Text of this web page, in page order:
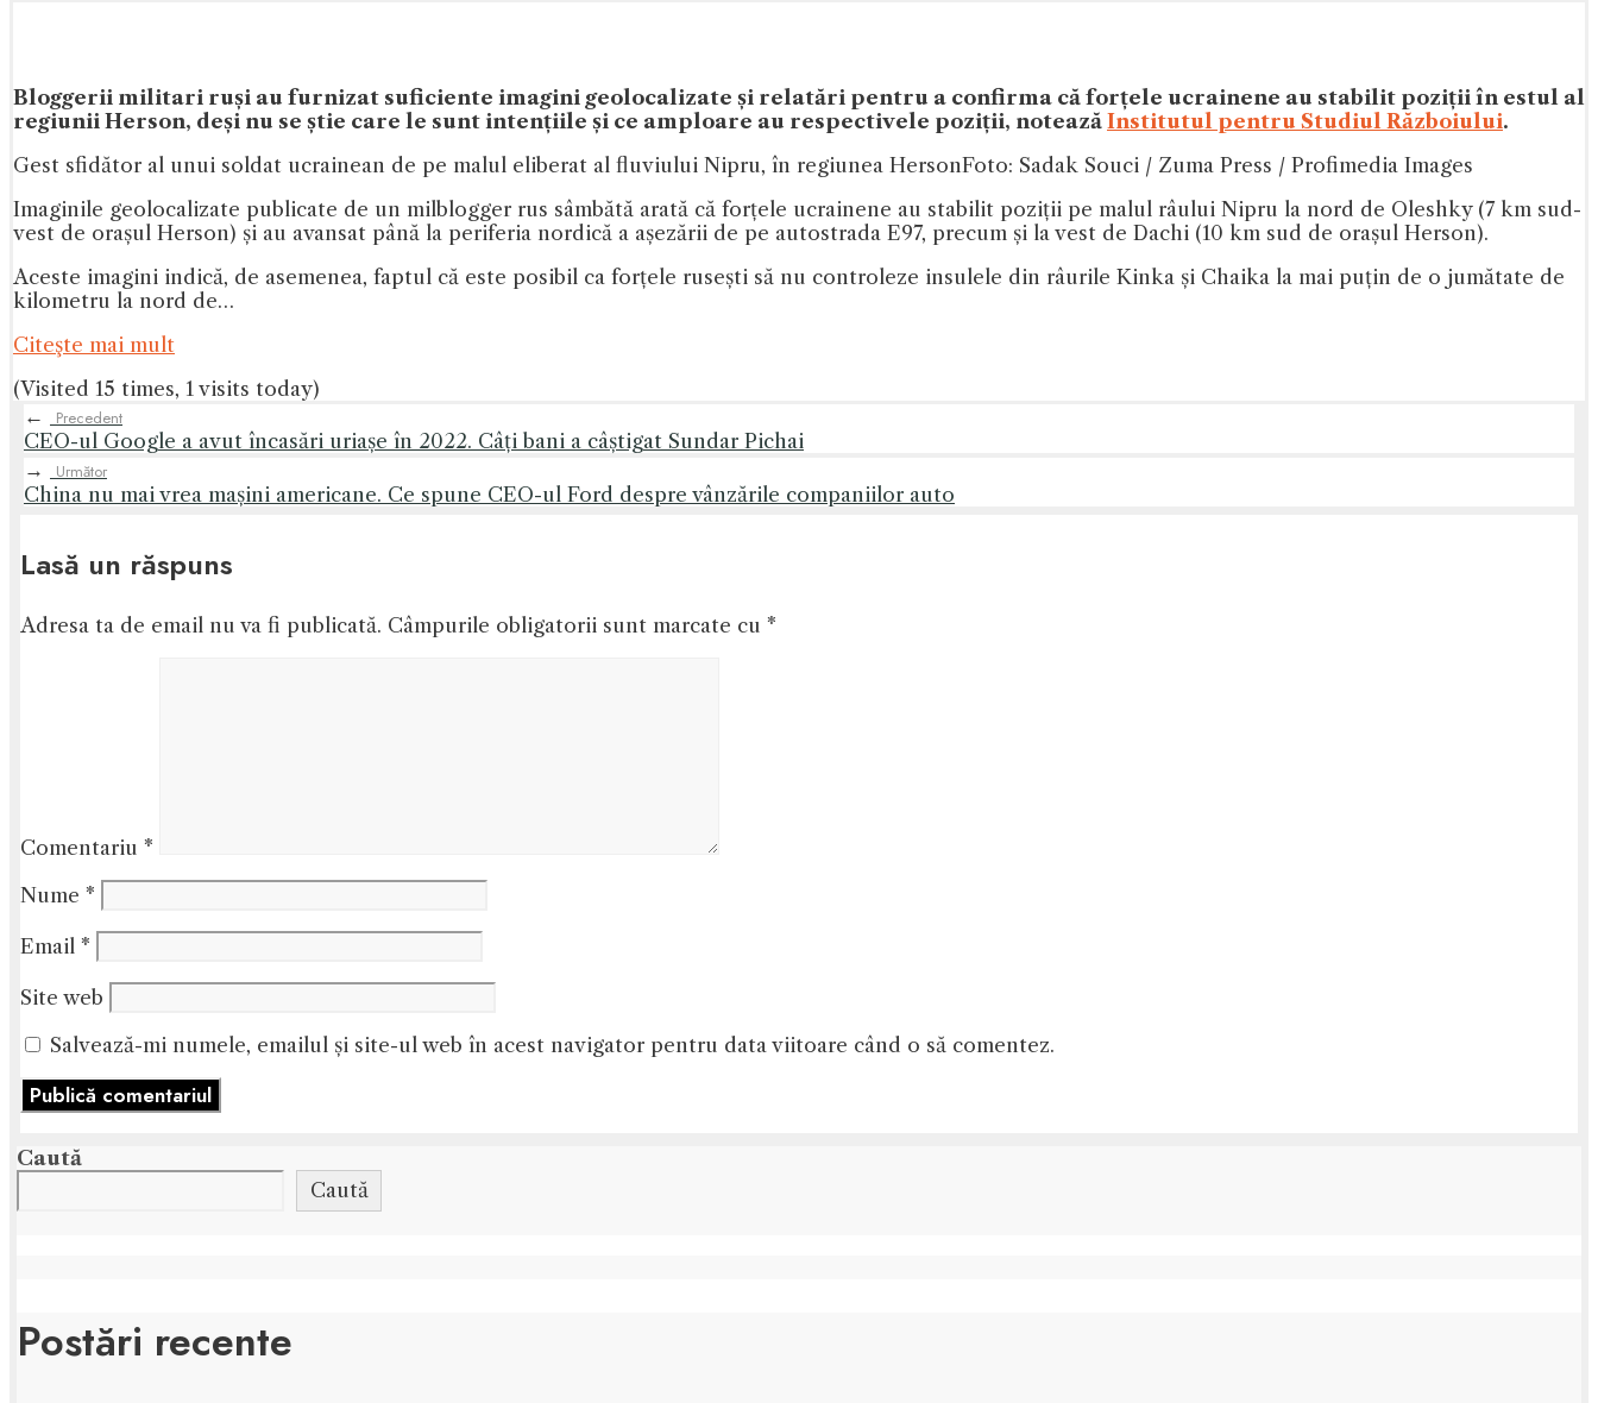
Bloggerii militari ruși au furnizat suficiente imagini geolocalizate și relatări pentru a confirma că forțele ucrainene au stabilit poziții în estul al
regiunii Herson, deși nu se știe care le sunt intențiile și ce amploare au respectivele poziții, notează Institutul pentru Studiul Războiului.
Gest sfidător al unui soldat ucrainean de pe malul eliberat al fluviului Nipru, în regiunea HersonFoto: Sadak Souci / Zuma Press / Profimedia Images
Imaginile geolocalizate publicate de un milblogger rus sâmbătă arată că forțele ucrainene au stabilit poziții pe malul râului Nipru la nord de Oleshky (7 km sud-
vest de orașul Herson) și au avansat până la periferia nordică a așezării de pe autostrada E97, precum și la vest de Dachi (10 km sud de orașul Herson).
Aceste imagini indică, de asemenea, faptul că este posibil ca forțele rusești să nu controleze insulele din râurile Kinka și Chaika la mai puțin de o jumătate de
kilometru la nord de…
Citeşte mai mult
(Visited 15 times, 1 visits today)
←
Precedent
CEO-ul Google a avut încasări uriașe în 2022. Câți bani a câștigat Sundar Pichai
→
Următor
China nu mai vrea mașini americane. Ce spune CEO-ul Ford despre vânzările companiilor auto
Lasă un răspuns
Adresa ta de email nu va fi publicată. Câmpurile obligatorii sunt marcate cu *
Comentariu *
Nume *
Email *
Site web
Salvează-mi numele, emailul și site-ul web în acest navigator pentru data viitoare când o să comentez.
Caută
Caută
Postări recente